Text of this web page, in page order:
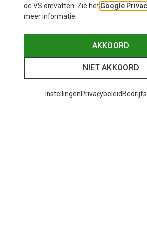
de VS omvatten. Zie het Google
meer informatie.
AKKOORD
NIET AKKOORD
InstellingenPrivacybeleid